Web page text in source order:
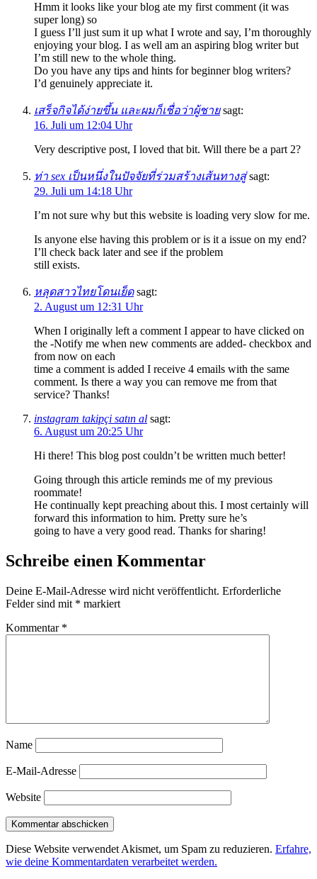
Hmm it looks like your blog ate my first comment (it was
super long) so
I guess I’ll just sum it up what I wrote and say, I’m thoroughly
enjoying your blog. I as well am an aspiring blog writer but
I’m still new to the whole thing.
Do you have any tips and hints for beginner blog writers?
I’d genuinely appreciate it.
เสร็จกิจได้ง่ายขึ้น และผมก็เชื่อว่าผู้ชาย sagt:
16. Juli um 12:04 Uhr
Very descriptive post, I loved that bit. Will there be a part 2?
ท่า sex เป็นหนึ่งในปัจจัยที่ร่วมสร้างเส้นทางสู่ sagt:
29. Juli um 14:18 Uhr
I’m not sure why but this website is loading very slow for me.
Is anyone else having this problem or is it a issue on my end?
I’ll check back later and see if the problem
still exists.
หลุดสาวไทยโดนเย็ด sagt:
2. August um 12:31 Uhr
When I originally left a comment I appear to have clicked on
the -Notify me when new comments are added- checkbox and
from now on each
time a comment is added I receive 4 emails with the same
comment. Is there a way you can remove me from that
service? Thanks!
instagram takipçi satın al sagt:
6. August um 20:25 Uhr
Hi there! This blog post couldn’t be written much better!
Going through this article reminds me of my previous
roommate!
He continually kept preaching about this. I most certainly will
forward this information to him. Pretty sure he’s
going to have a very good read. Thanks for sharing!
Schreibe einen Kommentar
Deine E-Mail-Adresse wird nicht veröffentlicht. Erforderliche
Felder sind mit * markiert
Kommentar *
Name
E-Mail-Adresse
Website
Diese Website verwendet Akismet, um Spam zu reduzieren. Erfahre,
wie deine Kommentardaten verarbeitet werden.